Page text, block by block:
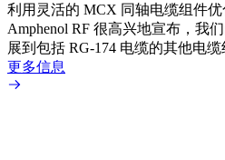
利用灵活的 MCX 同轴电缆组件优
Amphenol RF 很高兴地宣布，我
展到包括 RG-174 电缆的其他电缆
更多信息